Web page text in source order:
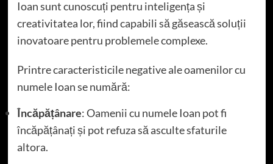
Ioan sunt cunoscuți pentru inteligența și
creativitatea lor, fiind capabili să găsească soluții
inovatoare pentru problemele complexe.
Printre caracteristicile negative ale oamenilor cu
numele Ioan se numără:
Încăpățânare: Oamenii cu numele Ioan pot fi
încăpățânați și pot refuza să asculte sfaturile
altora.